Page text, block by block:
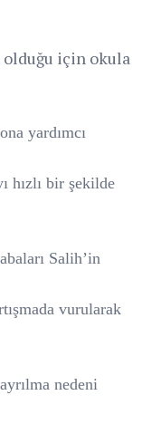
için okula
yardımcı
hızlı bir şekilde
Salih’in
vurularak
nedeni